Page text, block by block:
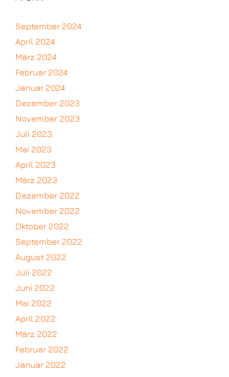
September 2024
April 2024
März 2024
Februar 2024
Januar 2024
Dezember 2023
November 2023
Juli 2023
Mai 2023
April 2023
März 2023
Dezember 2022
November 2022
Oktober 2022
September 2022
August 2022
Juli 2022
Juni 2022
Mai 2022
April 2022
März 2022
Februar 2022
Januar 2022